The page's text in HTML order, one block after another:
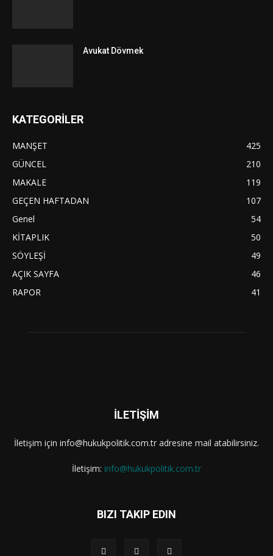
Avukat Dövmek
KATEGORİLER
MANŞET
425
GÜNCEL
210
MAKALE
119
GEÇEN HAFTADAN
107
Genel
54
KİTAPLIK
50
SÖYLEŞİ
49
AÇIK SAYFA
46
RAPOR
41
İLETİŞİM
İletişim için info@hukukpolitik.com.tr adresine mail atabilirsiniz.
İletişim: info@hukukpolitik.com.tr
BIZI TAKIP EDIN